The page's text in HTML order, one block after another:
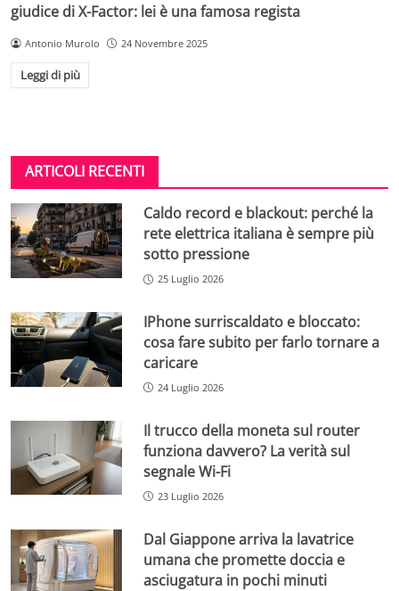
giudice di X-Factor: lei è una famosa regista
Antonio Murolo 24 Novembre 2025
Leggi di più
ARTICOLI RECENTI
Caldo record e blackout: perché la
rete elettrica italiana è sempre più
sotto pressione
25 Luglio 2026
IPhone surriscaldato e bloccato:
cosa fare subito per farlo tornare a
caricare
24 Luglio 2026
Il trucco della moneta sul router
funziona davvero? La verità sul
segnale Wi-Fi
23 Luglio 2026
Dal Giappone arriva la lavatrice
umana che promette doccia e
asciugatura in pochi minuti